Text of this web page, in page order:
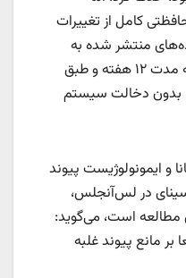
کامل از تغییرات
منتشر شده به
تفصیل شرح داده شده است، به مدت ۱۲ هفته و طبق
بعدی به مدت ۶ ماه، بدون دخالت سیستم
و ایمونولوژیست پیوند
در لس‌آنجلس،
مطالعه است، می‌گوید:
مانع پیوند غلبه